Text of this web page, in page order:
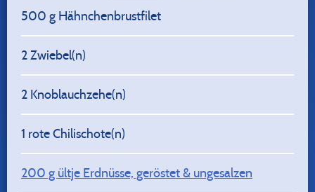
500 g Hähnchenbrustfilet
2Zwiebel(n)
2 Knoblauchzehe(n)
1 rote Chilischote(n)
200 g ültje Erdnüsse, geröstet & ungesalzen